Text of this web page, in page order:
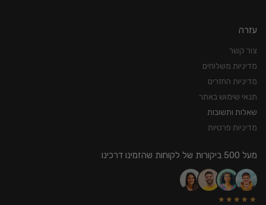
עזרה
צור קשר
מדיניות משלוחים
מדיניות החזרים
תנאי שימוש באתר
שאלות ותשובות
מדיניות פרטיות
מעל 500 ביקורות של לקוחות שהזמינו דרכינו
★★★★★